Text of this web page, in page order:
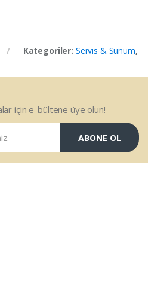
Kategoriler: Servis & Sunum,
için e-bültene üye olun!
ABONE OL